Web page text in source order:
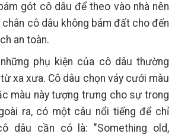
gót cô dâu để theo vào nhà nên
cô dâu không bám đất cho đến
an toàn.
phụ kiện của cô dâu thường
xa xưa. Cô dâu chọn váy cưới màu
màu này tượng trưng cho sự trong
ra, có một câu nổi tiếng để chỉ
dâu cần có là: "Something old,